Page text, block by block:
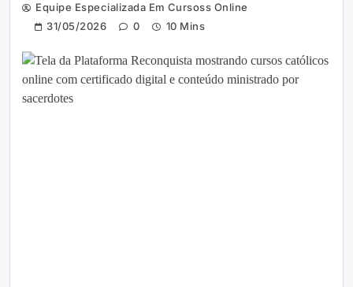
Equipe Especializada Em Cursoss Online
31/05/2026
0 10 Mins